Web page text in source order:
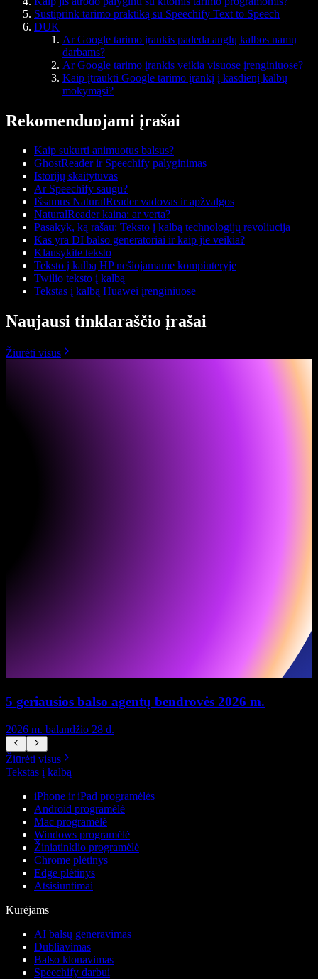
Sustiprink tarimo praktiką su Speechify Text to Speech
DUK
Ar Google tarimo įrankis padeda anglų kalbos namų
darbams?
Ar Google tarimo įrankis veikia visuose įrenginiuose?
Kaip įtraukti Google tarimo įrankį į kasdienį kalbų
mokymąsi?
Rekomenduojami įrašai
Kaip sukurti animuotus balsus?
GhostReader ir Speechify palyginimas
Istorijų skaitytuvas
Ar Speechify saugu?
Išsamus NaturalReader vadovas ir apžvalgos
NaturalReader kaina: ar verta?
Pasakyk, ką rašau: Teksto į kalbą technologijų revoliucija
Kas yra DI balso generatoriai ir kaip jie veikia?
Klausykite teksto
Teksto į kalbą HP nešiojamame kompiuteryje
Twilio teksto į kalbą
Tekstas į kalbą Huawei įrenginiuose
Naujausi tinklaraščio įrašai
Žiūrėti visus
5 geriausios balso agentų bendrovės 2026 m.
2026 m. balandžio 28 d.
Žiūrėti visus
Tekstas į kalbą
iPhone ir iPad programėlės
Android programėlė
Mac programėlė
Windows programėlė
Žiniatinklio programėlė
Chrome plėtinys
Edge plėtinys
Atsisiuntimai
Kūrėjams
AI balsų generavimas
Dubliavimas
Balso klonavimas
Speechify darbui